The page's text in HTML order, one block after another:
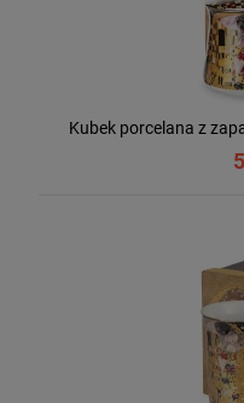
Kubek porcelana z